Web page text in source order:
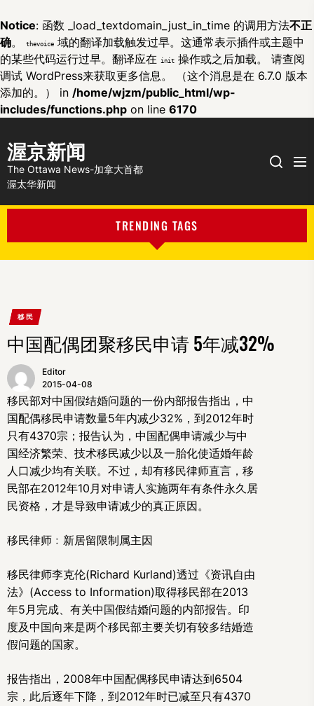
Notice: 函数 _load_textdomain_just_in_time 的调用方法不正
确。 thevoice 域的翻译加载触发过早。这通常表示插件或主题中
的某些代码运行过早。翻译应在
init 操作或之后加载。 请查阅
调试 WordPress来获取更多信息。 （这个消息是在 6.7.0 版本
添加的。） in /home/wjzm/public_html/wp-
includes/functions.php on line 6170
渥京新闻
The Ottawa News-加拿大首都
渥太华新闻
Search
TRENDING TAGS
移民
中国配偶团聚移民申请 5年减32%
Editor
2015-04-08
移民部对中国假结婚问题的一份内部报告指出，中
国配偶移民申请数量5年内减少32%，到2012年时
只有4370宗；报告认为，中国配偶申请减少与中
国经济繁荣、技术移民减少以及一胎化使适婚年龄
人口减少均有关联。不过，却有移民律师直言，移
民部在2012年10月对申请人实施两年有条件永久居
民资格，才是导致申请减少的真正原因。
移民律师﹕新居留限制属主因
移民律师李克伦(Richard Kurland)透过《资讯自由
法》(Access to Information)取得移民部在2013
年5月完成、有关中国假结婚问题的内部报告。印
度及中国向来是两个移民部主要关切有较多结婚造
假问题的国家。
报告指出，2008年中国配偶移民申请达到6504
宗，此后逐年下降，到2012年时已减至只有4370